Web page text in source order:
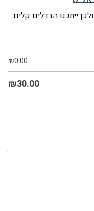
ייתכנו הבדלים קלים
₪0.00
₪30.00